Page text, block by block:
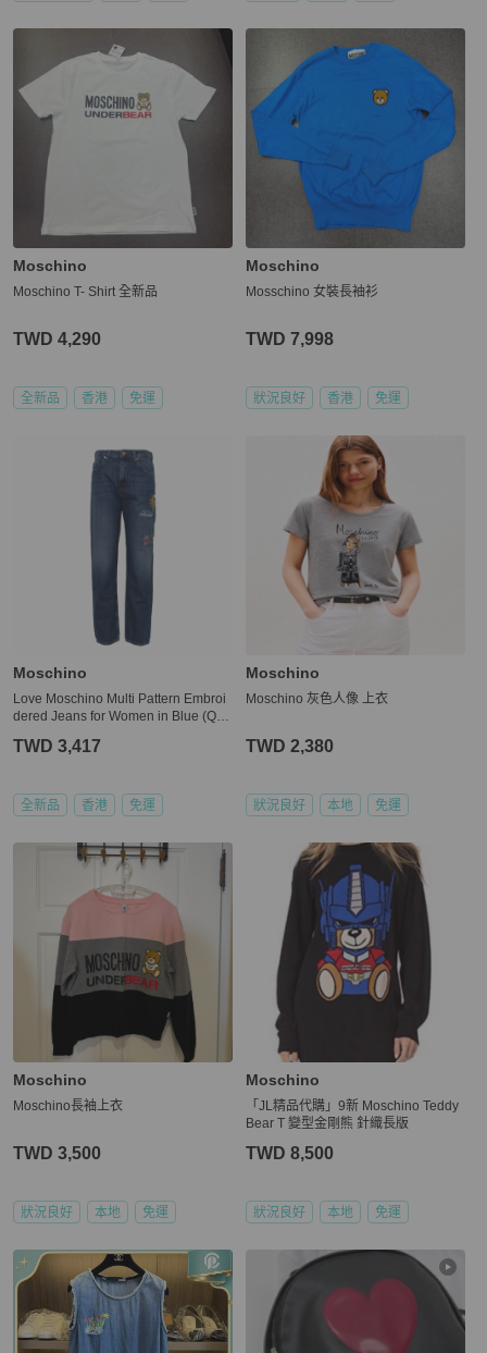
Moschino
Moschino T- Shirt 全新品
TWD 4,290
全新品 香港 免運
Moschino
Mosschino 女裝長袖衫
TWD 7,998
狀況良好 香港 免運
Moschino
Love Moschino Multi Pattern Embroi
dered Jeans for Women in Blue (Q38
TWD 3,417
全新品 香港 免運
Moschino
Moschino 灰色人像 上衣
TWD 2,380
狀況良好 本地 免運
Moschino
Moschino長袖上衣
TWD 3,500
狀況良好 本地 免運
Moschino
「JL精品代購」9新 Moschino Teddy
Bear T 變型金剛熊 針織長版
TWD 8,500
狀況良好 本地 免運